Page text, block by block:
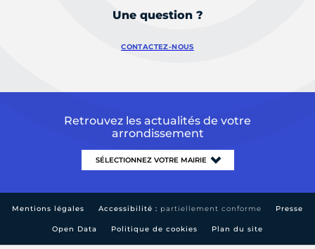
Une question ?
CONTACTEZ-NOUS
Retrouvez les actualités de votre
arrondissement
Mentions légales Accessibilité : partiellement conforme Presse
Open Data Politique de cookies Plan du site